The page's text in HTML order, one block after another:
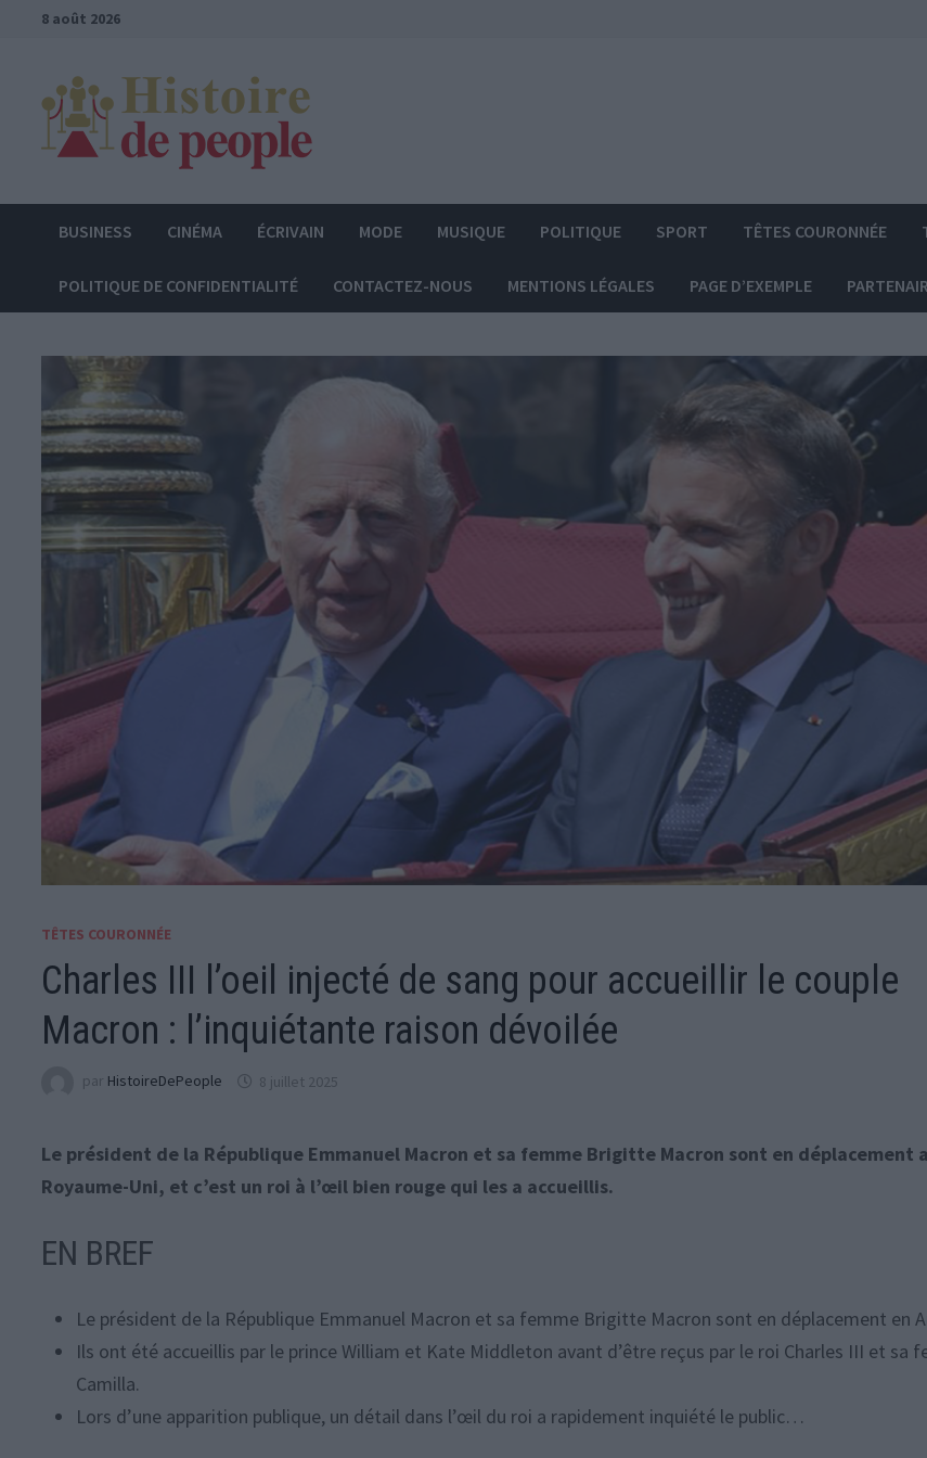
Passer8 août 2026
BUSINESS CINÉMA ÉCRIVAIN MODE MUSIQUE POLITIQUE SPORT TÊTES COURONNÉE
POLITIQUE DE CONFIDENTIALITÉ CONTACTEZ-NOUS MENTIONS LÉGALES PAGE D’EXEMPLE
TÊTES COURONNÉE
Charles III l’oeil injecté de sang pour accueillir le couple
Macron : l’inquiétante raison dévoilée
par HistoireDePeople 8 juillet 2025
Le président de la République Emmanuel Macron et sa femme Brigitte Macron sont en déplacement
Royaume-Uni, et c’est un roi à l’œil bien rouge qui les a accueillis.
EN BREF
Le président de la République Emmanuel Macron et sa femme Brigitte Macron sont en déplacement en
Ils ont été accueillis par le prince William et Kate Middleton avant d’être reçus par le roi Charles III et sa
Camilla.
Lors d’une apparition publique, un détail dans l’œil du roi a rapidement inquiété le public…